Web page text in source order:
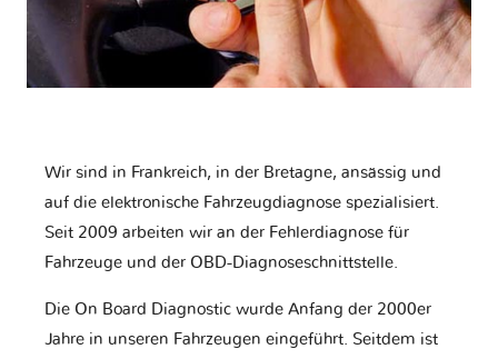
Wir sind in Frankreich, in der Bretagne, ansässig und
auf die elektronische Fahrzeugdiagnose spezialisiert.
Seit 2009 arbeiten wir an der Fehlerdiagnose für
Fahrzeuge und der OBD-Diagnoseschnittstelle.
Die On Board Diagnostic wurde Anfang der 2000er
Jahre in unseren Fahrzeugen eingeführt. Seitdem ist